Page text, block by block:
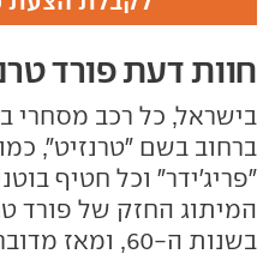
חוות דעת פורד
בישראל, כל רכב מסחרי
ברחוב בשם "טרנזיט",
"פריג'ידר" וכל חטיף
המיתוג החזק של פורד
בשנות ה-60,